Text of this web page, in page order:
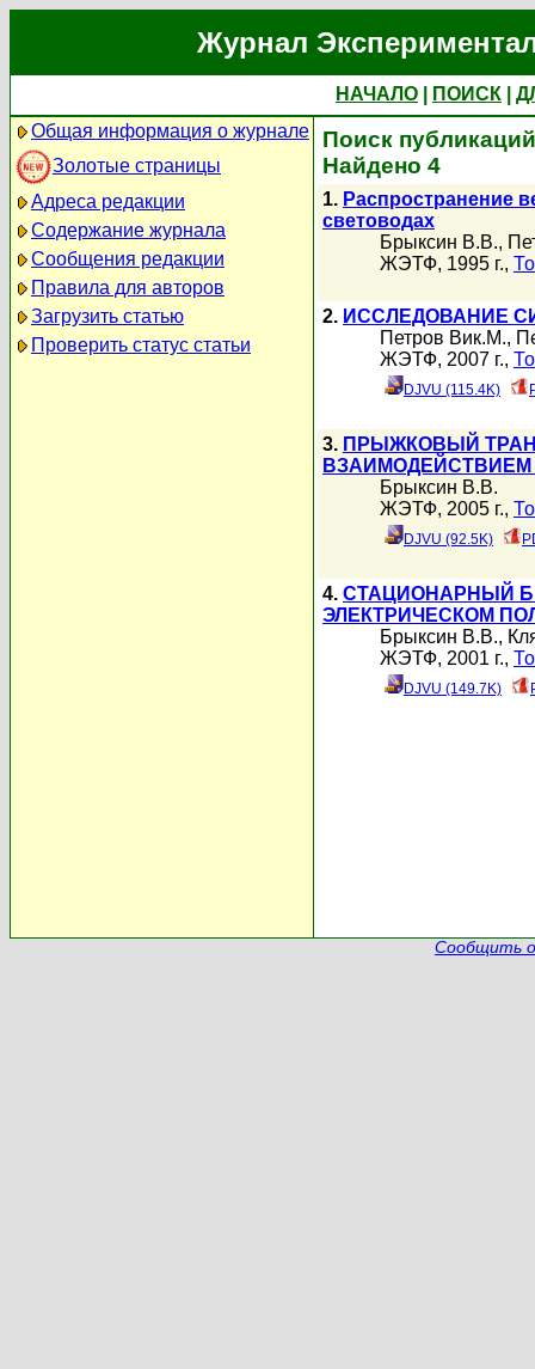
Журнал
НАЧАЛО ПОИСК
Общая информация о журнале
Золотые страницы
Адреса редакции
Содержание журнала
Сообщения редакции
Правила для авторов
Загрузить статью
Проверить статус статьи
Поиск
Найдено 4
1. Распространение
световодах
Брыксин В.В.,
ЖЭТФ, 1995 г.,
2. ИССЛЕДОВАНИЕ
Петров Вик.М.,
ЖЭТФ, 2007 г.,
DJVU (115.4K)
3. ПРЫЖКОВЫЙ
Брыксин В.В.
ЖЭТФ, 2005 г.,
DJVU (92.5K)
4. СТАЦИОНАРНЫЙ
ЭЛЕКТРИЧЕСКОМ
Брыксин В.В.,
ЖЭТФ, 2001 г.,
DJVU (149.7K)
Сообщить о